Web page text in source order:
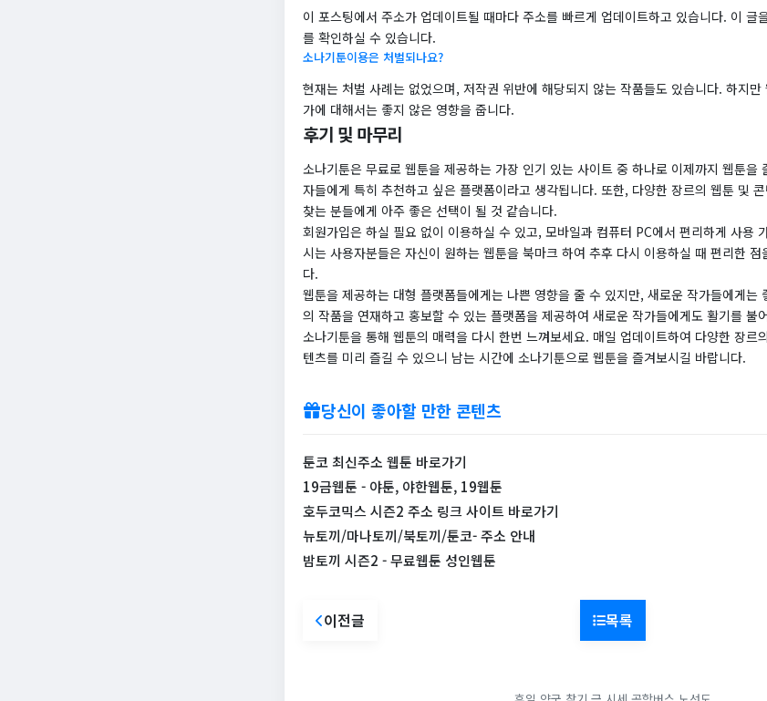
이 포스팅에서 주소가 업데이트될 때마다 주소를 빠르게 업데이트하고 있습니다. 이 글
를 확인하실 수 있습니다.
소나기툰이용은 처벌되나요?
현재는 처벌 사례는 없었으며, 저작권 위반에 해당되지 않는 작품들도 있습니다. 하지
가에 대해서는 좋지 않은 영향을 줍니다.
후기 및 마무리
소나기툰은 무료로 웹툰을 제공하는 가장 인기 있는 사이트 중 하나로 이제까지 웹툰을
자들에게 특히 추천하고 싶은 플랫폼이라고 생각됩니다. 또한, 다양한 장르의 웹툰 및
찾는 분들에게 아주 좋은 선택이 될 것 같습니다.
회원가입은 하실 필요 없이 이용하실 수 있고, 모바일과 컴퓨터 PC에서 편리하게 사용
시는 사용자분들은 자신이 원하는 웹툰을 북마크 하여 추후 다시 이용하실 때 편리한
다.
웹툰을 제공하는 대형 플랫폼들에게는 나쁜 영향을 줄 수 있지만, 새로운 작가들에게는
의 작품을 연재하고 홍보할 수 있는 플랫폼을 제공하여 새로운 작가들에게도 활기를 불
소나기툰을 통해 웹툰의 매력을 다시 한번 느껴보세요. 매일 업데이트하여 다양한 장르
텐츠를 미리 즐길 수 있으니 남는 시간에 소나기툰으로 웹툰을 즐겨보시길 바랍니다.
당신이 좋아할 만한 콘텐츠
툰코 최신주소 웹툰 바로가기
19금웹툰 - 야툰, 야한웹툰, 19웹툰
호두코믹스 시즌2 주소 링크 사이트 바로가기
뉴토끼/마나토끼/북토끼/툰코- 주소 안내
밤토끼 시즌2 - 무료웹툰 성인웹툰
이전글 목록